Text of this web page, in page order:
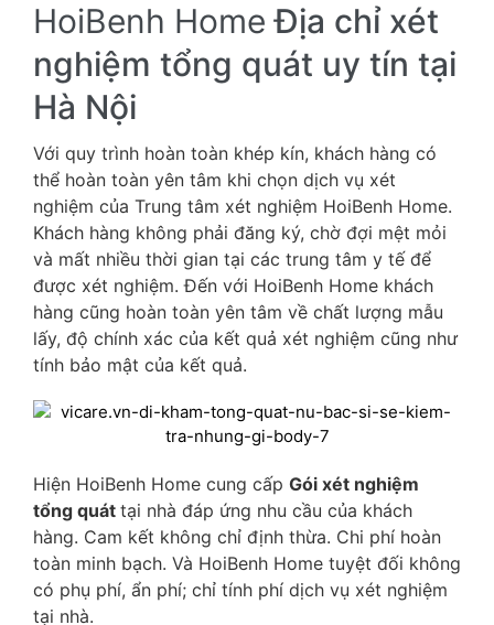
HoiBenh Home Địa chỉ xét
nghiệm tổng quát uy tín tại
Hà Nội
Với quy trình hoàn toàn khép kín, khách hàng có
thể hoàn toàn yên tâm khi chọn dịch vụ xét
nghiệm của Trung tâm xét nghiệm HoiBenh Home.
Khách hàng không phải đăng ký, chờ đợi mệt mỏi
và mất nhiều thời gian tại các trung tâm y tế để
được xét nghiệm. Đến với HoiBenh Home khách
hàng cũng hoàn toàn yên tâm về chất lượng mẫu
lấy, độ chính xác của kết quả xét nghiệm cũng như
tính bảo mật của kết quả.
Hiện HoiBenh Home cung cấp Gói xét nghiệm
tổng quát tại nhà đáp ứng nhu cầu của khách
hàng. Cam kết không chỉ định thừa. Chi phí hoàn
toàn minh bạch. Và HoiBenh Home tuyệt đối không
có phụ phí, ẩn phí; chỉ tính phí dịch vụ xét nghiệm
tại nhà.